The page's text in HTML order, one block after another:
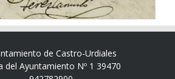
de Castro-Urdiales
del Ayuntamiento Nº 1 39470